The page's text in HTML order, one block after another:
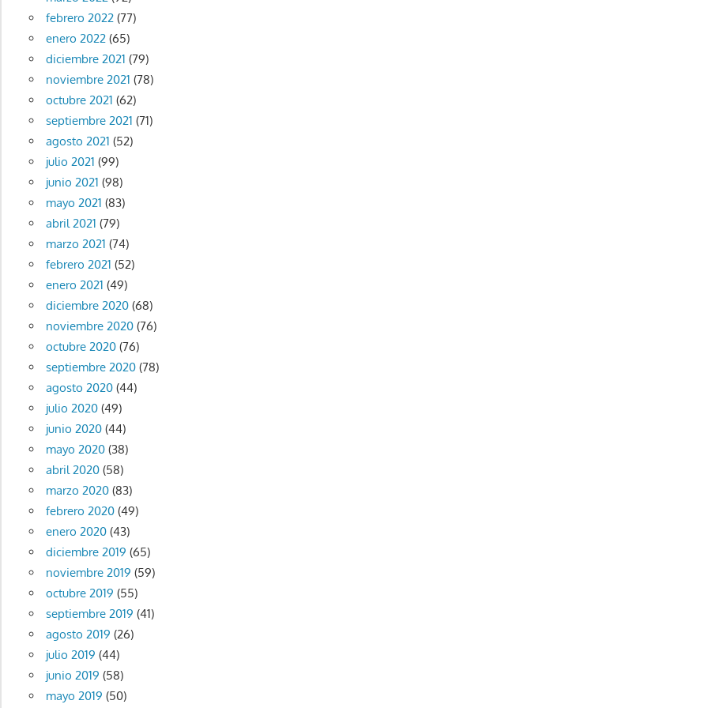
febrero 2022(77)
enero 2022(65)
diciembre 2021 (79)
noviembre 2021 (78)
octubre 2021 (62)
septiembre 2021 (71)
agosto 2021 (52)
julio 2021 (99)
junio 2021 (98)
mayo 2021 (83)
abril 2021 (79)
marzo 2021 (74)
febrero 2021 (52)
enero 2021 (49)
diciembre 2020(68)
noviembre 2020(76)
octubre 2020(76)
septiembre 2020(78)
agosto 2020(44)
julio 2020(49)
junio 2020(44)
mayo 2020(38)
abril 2020(58)
marzo 2020(83)
febrero 2020(49)
enero 2020(43)
diciembre 2019 (65)
noviembre 2019 (59)
octubre 2019 (55)
septiembre 2019 (41)
agosto 2019 (26)
julio 2019 (44)
junio 2019 (58)
mayo 2019 (50)